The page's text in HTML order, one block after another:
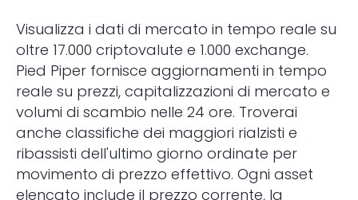
Visualizza i dati di mercato in tempo reale su
oltre 17.000 criptovalute e 1.000 exchange.
Pied Piper fornisce aggiornamenti in tempo
reale su prezzi, capitalizzazioni di mercato e
volumi di scambio nelle 24 ore. Troverai
anche classifiche dei maggiori rialzisti e
ribassisti dell'ultimo giorno ordinate per
movimento di prezzo effettivo. Ogni asset
elencato include il prezzo corrente, la